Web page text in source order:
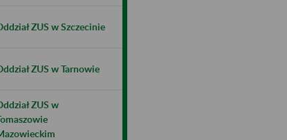
ZUS w Szczecinie
ZUS w Tarnowie
ZUS w